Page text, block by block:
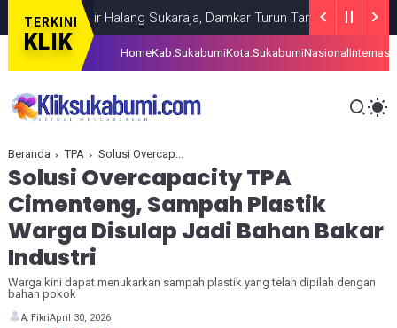
TERKINI
KLIK
Pasir Halang Sukaraja, Damkar Turun Tangan BERITA AUGUST
HomeKab.SukabumiKota.SukabumiNasional
Beranda TPA Solusi Overcapacity TPA Cimenteng, Sampah Plastik Warga Disulap Jadi Bahan Bakar Industri
Solusi Overcapacity TPA
Cimenteng, Sampah Plastik
Warga Disulap Jadi Bahan Bakar
Industri
Warga kini dapat menukarkan sampah plastik yang telah dipilah dengan
bahan pokok
A. FikriApril 30, 2026